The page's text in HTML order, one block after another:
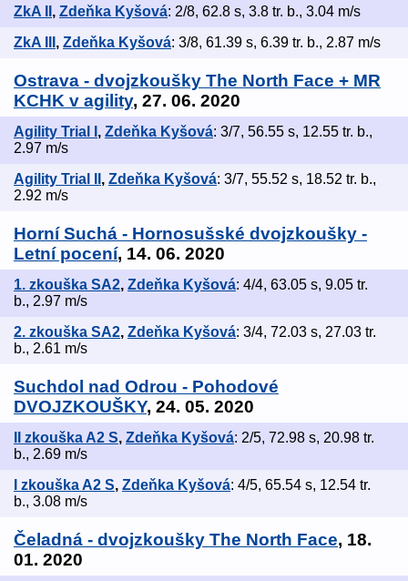
ZkA II , Zdeňka Kyšová: 2/8, 62.8 s, 3.8 tr. b., 3.04 m/s
ZkA III , Zdeňka Kyšová: 3/8, 61.39 s, 6.39 tr. b., 2.87 m/s
Ostrava - dvojzkoušky The North Face + MR
KCHK v agility, 27. 06. 2020
Agility Trial I , Zdeňka Kyšová: 3/7, 56.55 s, 12.55 tr. b.,
2.97 m/s
Agility Trial II , Zdeňka Kyšová: 3/7, 55.52 s, 18.52 tr. b.,
2.92 m/s
Horní Suchá - Hornosušské dvojzkoušky -
Letní pocení, 14. 06. 2020
1. zkouška SA2, Zdeňka Kyšová: 4/4, 63.05 s, 9.05 tr.
b., 2.97 m/s
2. zkouška SA2, Zdeňka Kyšová: 3/4, 72.03 s, 27.03 tr.
b., 2.61 m/s
Suchdol nad Odrou - Pohodové
DVOJZKOUŠKY, 24. 05. 2020
II zkouška A2 S, Zdeňka Kyšová: 2/5, 72.98 s, 20.98 tr.
b., 2.69 m/s
I zkouška A2 S, Zdeňka Kyšová: 4/5, 65.54 s, 12.54 tr.
b., 3.08 m/s
Čeladná - dvojzkoušky The North Face, 18.
01. 2020